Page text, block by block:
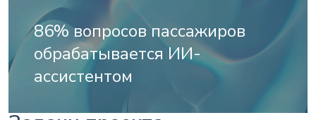
86% вопросов пассажиров
обрабатывается ИИ-
ассистентом